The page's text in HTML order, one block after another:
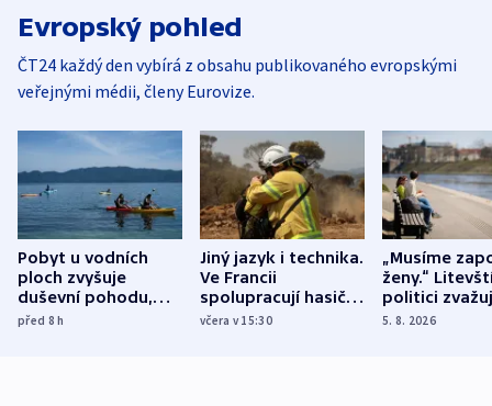
Evropský pohled
ČT24 každý den vybírá z obsahu publikovaného evropskými
veřejnými médii, členy Eurovize.
Pobyt u vodních
ploch zvyšuje
duševní pohodu,
ukázala
před 8h
Jiný jazyk i technika.
Ve Francii
spolupracují hasiči z
různých zemí
včera v 15:30
„Musíme
ženy.“
politici
dohodu o
5. 8. 2026